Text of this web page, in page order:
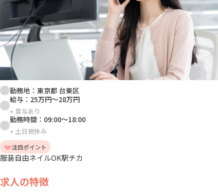
勤務地： 東京都 台東区
給与： 25万円～28万円
+ 賞与あり
勤務時間： 09:00～18:00
+ 土日祝休み
注目ポイント
服装自由ネイルOK駅チカ
求人の特徴